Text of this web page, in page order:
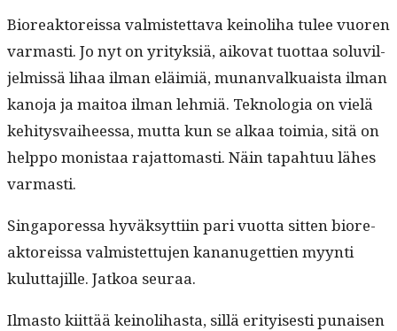
Biore­ak­tor­eis­sa valmis­tet­ta­va keino­li­ha tulee vuoren
var­masti. Jo nyt on yri­tyk­siä, aiko­vat tuot­taa soluvil­
jelmis­sä lihaa ilman eläim­iä, munan­valkuaista ilman
kano­ja ja maitoa ilman lehmiä. Teknolo­gia on vielä
kehi­tys­vai­heessa, mut­ta kun se alkaa toimia, sitä on
help­po monistaa rajat­tomasti. Näin tapah­tuu läh­es
varmasti.
Sin­ga­pores­sa hyväksyt­ti­in pari vuot­ta sit­ten biore­
ak­tor­eis­sa valmis­tet­tu­jen kananuget­tien myyn­ti
kulut­ta­jille. Jatkoa seuraa.
Ilmas­to kiit­tää keino­li­has­ta, sil­lä eri­tyis­es­ti punaisen